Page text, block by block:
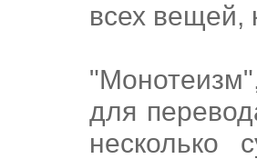
всех вещей,
для
несколько